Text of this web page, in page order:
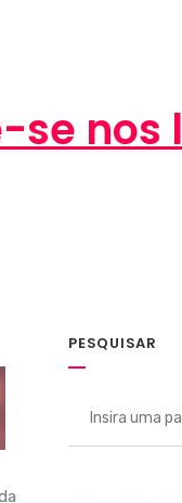
nos
PESQUISAR